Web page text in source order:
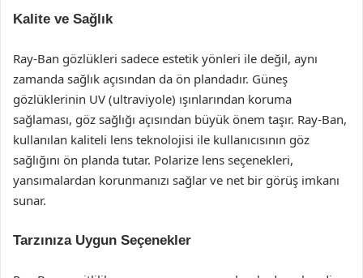
Kalite ve Sağlık
Ray-Ban gözlükleri sadece estetik yönleri ile değil, aynı
zamanda sağlık açısından da ön plandadır. Güneş
gözlüklerinin UV (ultraviyole) ışınlarından koruma
sağlaması, göz sağlığı açısından büyük önem taşır. Ray-Ban,
kullanılan kaliteli lens teknolojisi ile kullanıcısının göz
sağlığını ön planda tutar. Polarize lens seçenekleri,
yansımalardan korunmanızı sağlar ve net bir görüş imkanı
sunar.
Tarzınıza Uygun Seçenekler